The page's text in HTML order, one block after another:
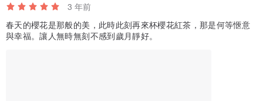
3 年前
春天的櫻花是那般的美，此時此刻再來杯櫻花紅茶，那是何等愜意
與幸福。讓人無時無刻不感到歲月靜好。